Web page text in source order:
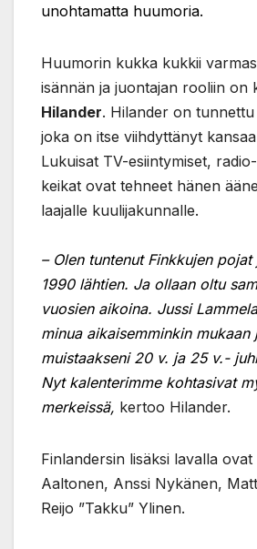
unohtamatta huumoria.
Huumorin kukka kukkii
isännän ja juontajan rooliin on
Hilander. Hilander on
joka on itse viihdyttänyt
Lukuisat TV-esiintymiset,
keikat ovat tehneet hänen
laajalle kuulijakunnalle.
– Olen tuntenut Finkkujen
1990 lähtien. Ja ollaan oltu
vuosien aikoina. Jussi
minua aikaisemminkin mukaan
muistaakseni 20 v. ja 25 v.-
Nyt kalenterimme kohtasivat
merkeissä, kertoo Hilander.
Finlandersin lisäksi lavalla ovat
Aaltonen, Anssi Nykänen,
Reijo ”Takku” Ylinen.